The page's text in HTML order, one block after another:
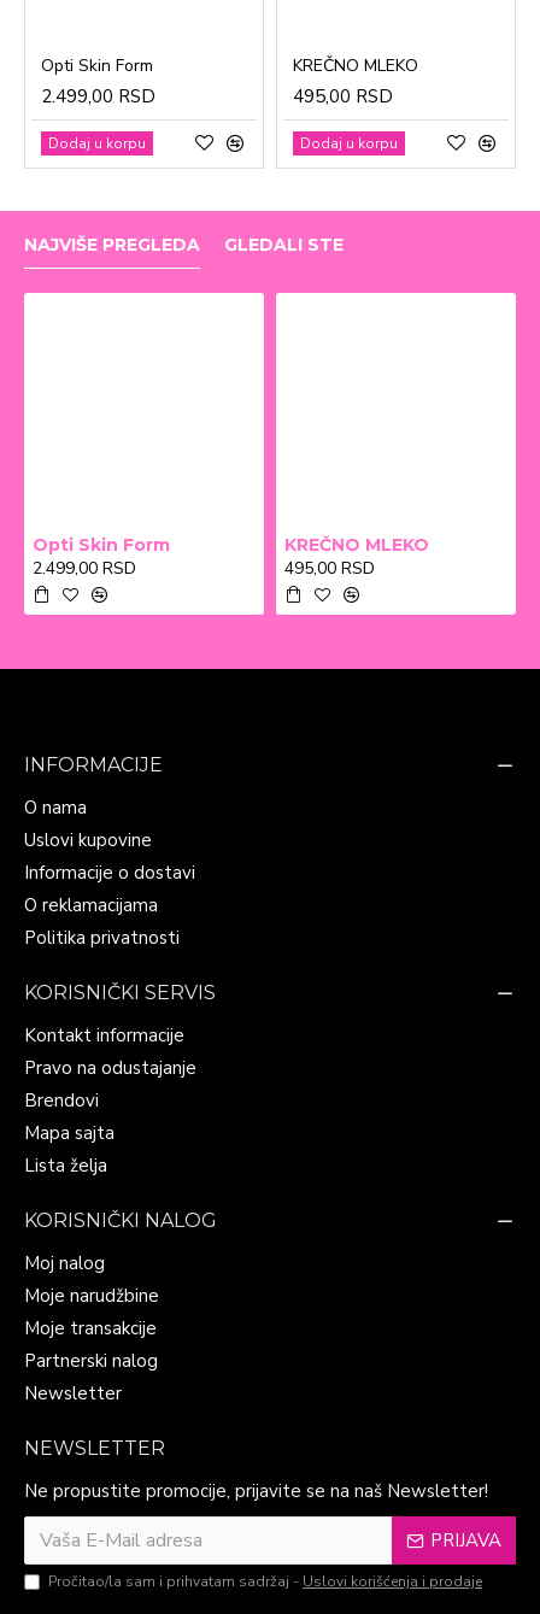
Opti Skin Form
2.499,00 RSD
Dodaj u korpu
KREČNO MLEKO
495,00 RSD
Dodaj u korpu
NAJVIŠE PREGLEDA GLEDALI STE
Opti Skin Form
2.499,00 RSD
KREČNO MLEKO
495,00 RSD
INFORMACIJE
O nama
Uslovi kupovine
Informacije o dostavi
O reklamacijama
Politika privatnosti
KORISNIČKI SERVIS
Kontakt informacije
Pravo na odustajanje
Brendovi
Mapa sajta
Lista želja
KORISNIČKI NALOG
Moj nalog
Moje narudžbine
Moje transakcije
Partnerski nalog
Newsletter
NEWSLETTER
Ne propustite promocije, prijavite se na naš Newsletter!
PRIJAVA
Pročitao/la sam i prihvatam sadržaj - Uslovi korišćenja i prodaje